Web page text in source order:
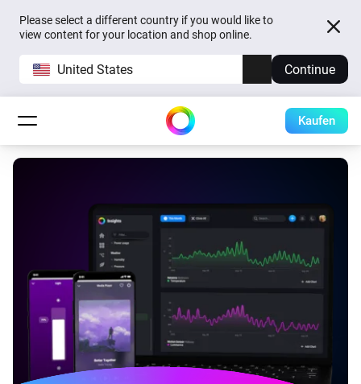
Please select a different country if you would like to
view content for your location and shop online.
United States Continue
Kaufen